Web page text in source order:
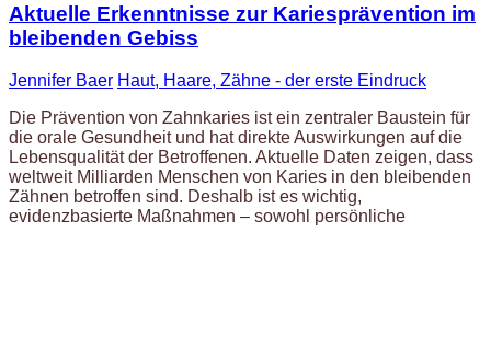
Aktuelle Erkenntnisse zur Kariesprävention im
bleibenden Gebiss
Jennifer Baer Haut, Haare, Zähne - der erste Eindruck
Die Prävention von Zahnkaries ist ein zentraler Baustein für
die orale Gesundheit und hat direkte Auswirkungen auf die
Lebensqualität der Betroffenen. Aktuelle Daten zeigen, dass
weltweit Milliarden Menschen von Karies in den bleibenden
Zähnen betroffen sind. Deshalb ist es wichtig,
evidenzbasierte Maßnahmen – sowohl persönliche